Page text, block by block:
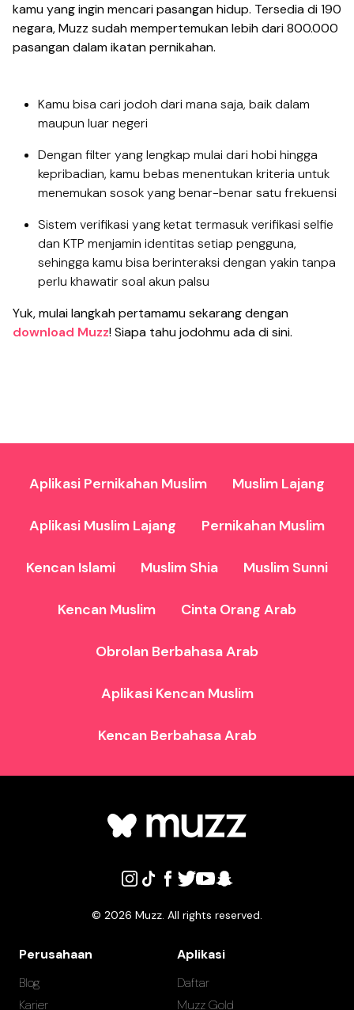
kamu yang ingin mencari pasangan hidup. Tersedia di 190
negara, Muzz sudah mempertemukan lebih dari 800.000
pasangan dalam ikatan pernikahan.
Kamu bisa cari jodoh dari mana saja, baik dalam
maupun luar negeri
Dengan filter yang lengkap mulai dari hobi hingga
kepribadian, kamu bebas menentukan kriteria untuk
menemukan sosok yang benar-benar satu frekuensi
Sistem verifikasi yang ketat termasuk verifikasi selfie
dan KTP menjamin identitas setiap pengguna,
sehingga kamu bisa berinteraksi dengan yakin tanpa
perlu khawatir soal akun palsu
Yuk, mulai langkah pertamamu sekarang dengan
download Muzz! Siapa tahu jodohmu ada di sini.
Aplikasi Pernikahan Muslim Muslim Lajang
Aplikasi Muslim Lajang Pernikahan Muslim
Kencan Islami Muslim Shia Muslim Sunni
Kencan Muslim Cinta Orang Arab
Obrolan Berbahasa Arab
Aplikasi Kencan Muslim
Kencan Berbahasa Arab
© 2026 Muzz. All rights reserved.
Perusahaan
Blog
Karier
Aplikasi
Daftar
Muzz Gold